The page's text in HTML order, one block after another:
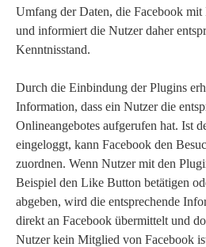
Umfang der Daten, die Facebook
und informiert die Nutzer daher
Kenntnisstand.
Durch die Einbindung der Plugins
Information, dass ein Nutzer die
Onlineangebotes aufgerufen hat. Ist
eingeloggt, kann Facebook den
zuordnen. Wenn Nutzer mit den
Beispiel den Like Button betätigen
abgeben, wird die entsprechende
direkt an Facebook übermittelt und
Nutzer kein Mitglied von Facebook